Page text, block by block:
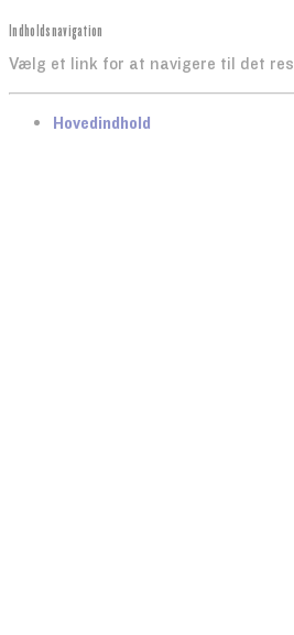
Indholdsnavigation
Vælg et link for at navigere til det
gå til
Hovedindhold